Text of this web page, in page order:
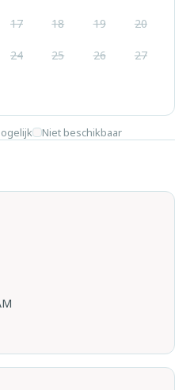
17 18 19 20
24 25 26 27
Niet beschikbaar